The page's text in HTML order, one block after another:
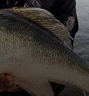
Om oss
Om Out